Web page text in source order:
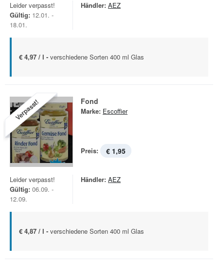
Leider verpasst!
Gültig: 12.01. -
18.01.
Händler: AEZ
€ 4,97 / l - verschiedene Sorten 400 ml Glas
Verpasst! Fond
Marke: Escoffier
Preis: € 1,95
Leider verpasst!
Gültig: 06.09. -
12.09.
Händler: AEZ
€ 4,87 / l - verschiedene Sorten 400 ml Glas